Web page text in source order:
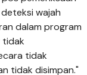
wajah
dalam program
tidak
tidak
tidak disimpan."